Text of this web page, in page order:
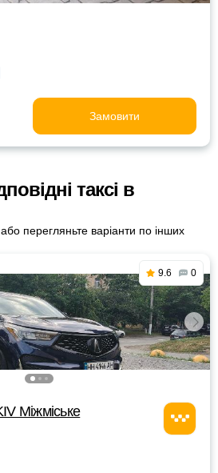
Замовити
таксі в
перегляньте варіанти по інших
9.6 0
Міжміське